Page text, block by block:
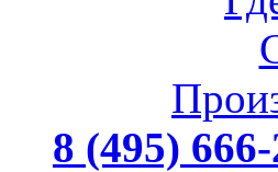
8 (495)